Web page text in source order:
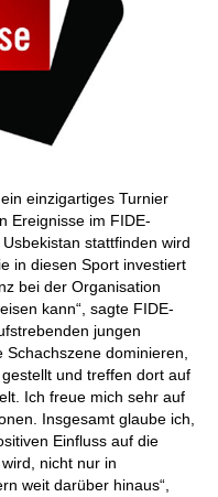
einzigartiges Turnier
Ereignisse im FIDE-
stattfinden wird
in diesen Sport investiert
bei der Organisation
kann“, sagte FIDE-
jungen
dominieren,
und treffen dort auf
Ich freue mich sehr auf
Insgesamt glaube ich,
Einfluss auf die
nicht nur in
weit darüber hinaus“,